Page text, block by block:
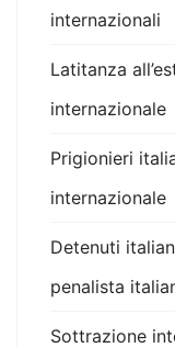
internazionali
Latitanza
internazionale
Prigionieri
internazionale
Detenuti
penalista
Sottrazione